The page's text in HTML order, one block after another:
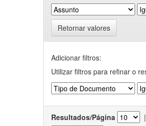
Retornar valores
Adicionar filtros:
Utilizar filtros para refinar o
Resultados/Página |